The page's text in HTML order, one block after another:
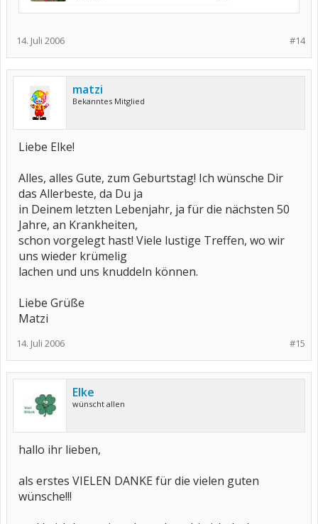
#14
14. Juli 2006
matzi
Bekanntes Mitglied
Liebe Elke!
Alles, alles Gute, zum Geburtstag! Ich wünsche Dir
das Allerbeste, da Du ja
in Deinem letzten Lebenjahr, ja für die nächsten 50
Jahre, an Krankheiten,
schon vorgelegt hast! Viele lustige Treffen, wo wir
uns wieder krümelig
lachen und uns knuddeln können.
Liebe Grüße
Matzi
#15
14. Juli 2006
Elke
wünscht allen
hallo ihr lieben,
als erstes VIELEN DANKE für die vielen guten
wünsche!!!